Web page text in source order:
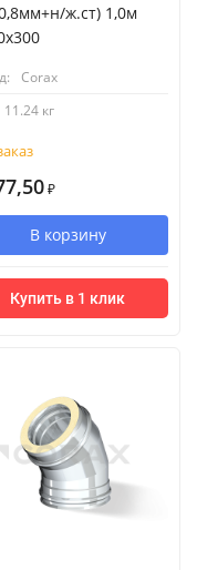
ж.ст) 1,0м
Corax
11.24 кг
₽
В корзину
Купить в 1 клик